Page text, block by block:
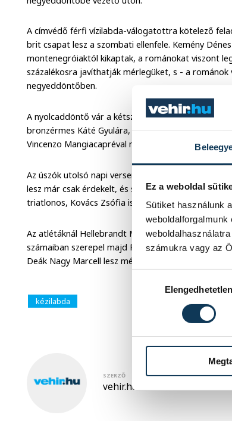
Ez a weboldal
Sütiket használunk
számukra vagy az
Elengedhetetlen
A címvédő férfi vízilabda-válogatottra kötelező
brit csapat lesz a szombati ellenfele. Kemény
montenegróiaktól kikaptak, a románokat viszont
százalékosra javíthatják mérlegüket, s - a
negyeddöntőben.
A nyolcaddöntő vár a kétszeres világbajnoki
bronzérmes Káté Gyulára, aki az ökölvívók 64 kg-
Vincenzo Mangiacapréval meccsel. Az olasszal Káté
Az úszók utolsó napi versenyein a pénteken
lesz már csak érdekelt, és szombaton versenyez
triatlonos, Kovács Zsófia is.
Az atlétáknál Hellebrandt Máté a férfi 20 km-es
számaiban szerepel majd Farkas Györgyi.
Deák Nagy Marcell lesz még érdekelt az
kézilabda
SZERZŐ
vehir.hu